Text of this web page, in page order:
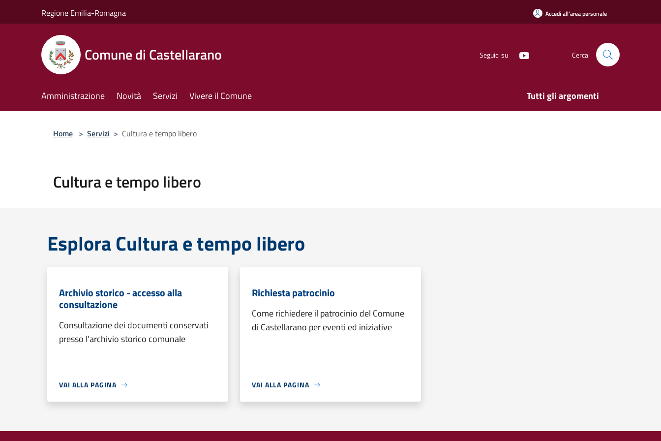
Regione Emilia-Romagna Accedi all'area personale
Comune di Castellarano Seguici su Cerca
Amministrazione Novità Servizi Vivere il Comune Tutti gli argomenti
Home > Servizi > Cultura e tempo libero
Cultura e tempo libero
Esplora Cultura e tempo libero
Archivio storico - accesso alla
consultazione
Consultazione dei documenti conservati
presso l'archivio storico comunale
VAI ALLA PAGINA
Richiesta patrocinio
Come richiedere il patrocinio del Comune
di Castellarano per eventi ed iniziative
VAI ALLA PAGINA